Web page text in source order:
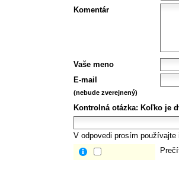
Komentár
Vaše meno
E-mail
(nebude zverejnený)
Kontrolná otázka: Koľko je
V odpovedi prosím